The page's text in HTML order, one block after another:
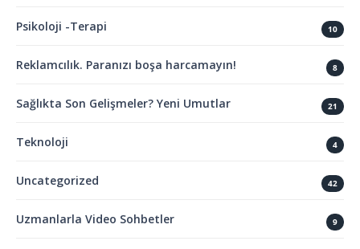
Psikoloji -Terapi 10
Reklamcılık. Paranızı boşa harcamayın! 8
Sağlıkta Son Gelişmeler? Yeni Umutlar 21
Teknoloji 4
Uncategorized 42
Uzmanlarla Video Sohbetler 9